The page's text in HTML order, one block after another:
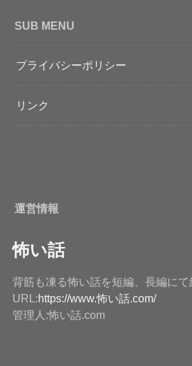
SUB MENU
プライバシーポリシー
リンク
運営情報
怖い話
背筋も凍る怖い話を短編、長編にて
URL:https://www.怖い話.com/
管理人:怖い話.com